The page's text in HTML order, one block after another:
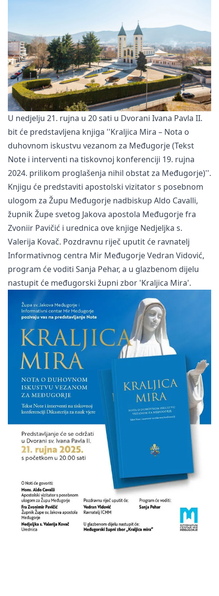
U nedjelju 21. rujna u 20 sati u Dvorani Ivana Pavla II.
bit će predstavljena knjiga ''Kraljica Mira – Nota o
duhovnom iskustvu vezanom za Međugorje (Tekst
Note i interventi na tiskovnoj konferenciji 19. rujna
2024. prilikom proglašenja nihil obstat za Međugorje)''.
Knjigu će predstaviti apostolski vizitator s posebnom
ulogom za Župu Međugorje nadbiskup Aldo Cavalli,
župnik Župe svetog Jakova apostola Međugorje fra
Zvoniir Pavičić i urednica ove knjige Nedjeljka s.
Valerija Kovač. Pozdravnu riječ uputit će ravnatelj
Informativnog centra Mir Međugorje Vedran Vidović,
program će voditi Sanja Pehar, a u glazbenom dijelu
nastupit će međugorski župni zbor 'Kraljica Mira'.